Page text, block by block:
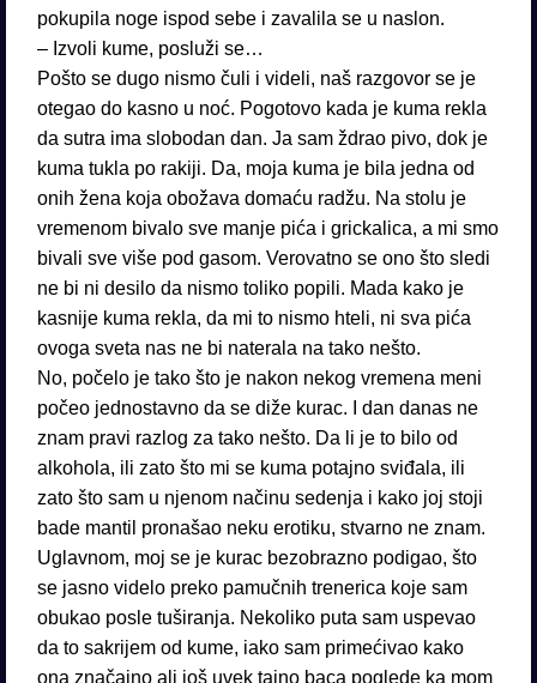
pokupila noge ispod sebe i zavalila se u naslon.
– Izvoli kume, posluži se…
Pošto se dugo nismo čuli i videli, naš razgovor se je
otegao do kasno u noć. Pogotovo kada je kuma rekla
da sutra ima slobodan dan. Ja sam ždrao pivo, dok je
kuma tukla po rakiji. Da, moja kuma je bila jedna od
onih žena koja obožava domaću radžu. Na stolu je
vremenom bivalo sve manje pića i grickalica, a mi smo
bivali sve više pod gasom. Verovatno se ono što sledi
ne bi ni desilo da nismo toliko popili. Mada kako je
kasnije kuma rekla, da mi to nismo hteli, ni sva pića
ovoga sveta nas ne bi naterala na tako nešto.
No, počelo je tako što je nakon nekog vremena meni
počeo jednostavno da se diže kurac. I dan danas ne
znam pravi razlog za tako nešto. Da li je to bilo od
alkohola, ili zato što mi se kuma potajno sviđala, ili
zato što sam u njenom načinu sedenja i kako joj stoji
bade mantil pronašao neku erotiku, stvarno ne znam.
Uglavnom, moj se je kurac bezobrazno podigao, što
se jasno videlo preko pamučnih trenerica koje sam
obukao posle tuširanja. Nekoliko puta sam uspevao
da to sakrijem od kume, iako sam primećivao kako
ona značajno ali još uvek tajno baca poglede ka mom